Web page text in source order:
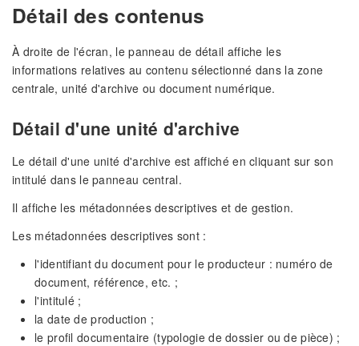
Détail des contenus
À droite de l'écran, le panneau de détail affiche les
informations relatives au contenu sélectionné dans la zone
centrale, unité d'archive ou document numérique.
Détail d'une unité d'archive
Le détail d'une unité d'archive est affiché en cliquant sur son
intitulé dans le panneau central.
Il affiche les métadonnées descriptives et de gestion.
Les métadonnées descriptives sont :
l'identifiant du document pour le producteur : numéro de
document, référence, etc. ;
l'intitulé ;
la date de production ;
le profil documentaire (typologie de dossier ou de pièce) ;